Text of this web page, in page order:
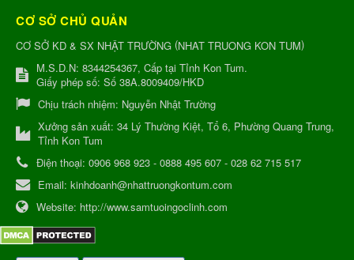
CƠ SỞ CHỦ QUẢN
CƠ SỞ KD & SX NHẬT TRƯỜNG (NHAT TRUONG KON TUM)
M.S.D.N: 8344254367, Cấp tại Tỉnh Kon Tum.
Giấy phép số: Số 38A.8009409/HKD
Chịu trách nhiệm: Nguyễn Nhật Trường
Xưởng sản xuất: 34 Lý Thường Kiệt, Tổ 6, Phường Quang Trung,
Tỉnh Kon Tum
Điện thoại: 0906 968 923 - 0888 495 607 - 028 62 715 517
Email: kinhdoanh@nhattruongkontum.com
Website: http://www.samtuoingoclinh.com